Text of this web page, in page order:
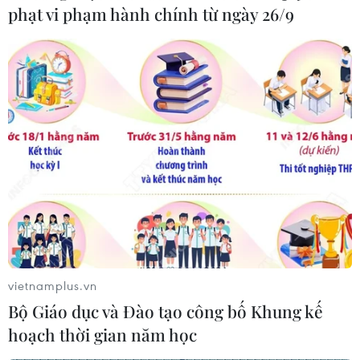
ĐH Bách khoa Hà Nội lần đầu mở điểm thi
đánh giá năng lực tại khu vực Tây Bắc
13/05/2026 08:16
Điểm thi mới mở trong đợt 3 dành cho các thí sinh thuộc
khu vực Tây Bắc (Sơn La, Lai Châu, Điện Biên...) đặt tại
trường Đại học Tây Bắc có số lượng thí sinh dự thi ít nhất
là 107 thí sinh.
phạt vi phạm hành chính từ ngày 26/9
vietnamplus.vn
Bộ Giáo dục và Đào tạo công bố Khung kế
hoạch thời gian năm học